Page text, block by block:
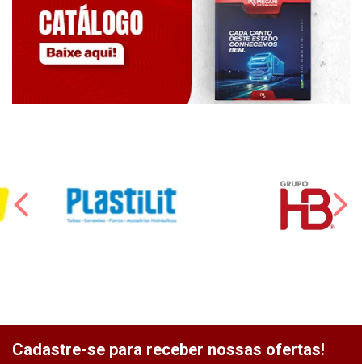
Cadastre-se para receber nossas ofertas!